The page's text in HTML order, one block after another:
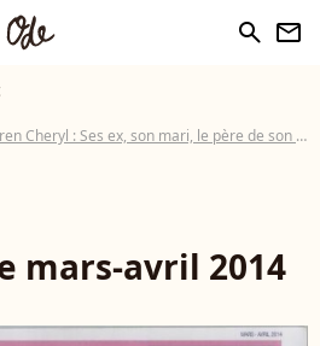
search newsletter
Cheryl : Ses ex, son mari, le père de son fils... La star se confie
mars-avril 2014